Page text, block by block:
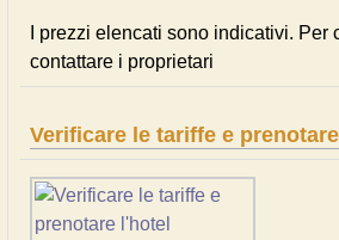
I prezzi elencati sono indicativi. Per
contattare i proprietari
Verificare le tariffe e